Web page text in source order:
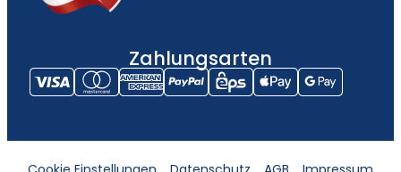
Zahlungsarten